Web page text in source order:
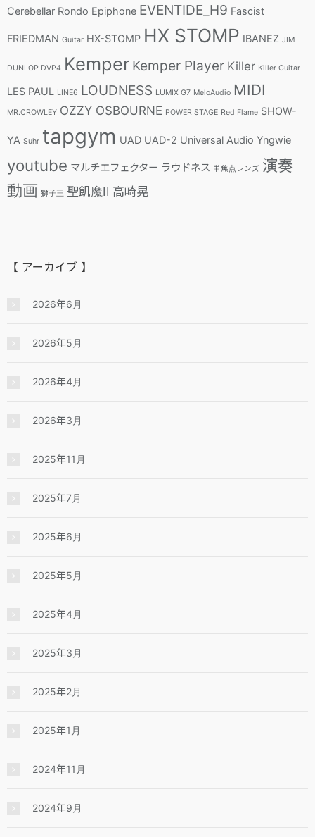
Cerebellar Rondo Epiphone EVENTIDE_H9 Fascist
FRIEDMAN Guitar HX-STOMP HX STOMP IBANEZ JIM
DUNLOP DVP4 Kemper Kemper Player Killer Killer Guitar
LES PAUL LINE6 LOUDNESS LUMIX G7 MeloAudio MIDI
MR.CROWLEY OZZY OSBOURNE POWER STAGE Red Flame SHOW-
YA Suhr tapgym UAD UAD-2 Universal Audio Yngwie
youtube マルチエフェクター ラウドネス 単焦点レンズ 演奏
動画 獅子王 聖飢魔II 高崎晃
【 アーカイブ 】
2026年6月
2026年5月
2026年4月
2026年3月
2025年11月
2025年7月
2025年6月
2025年5月
2025年4月
2025年3月
2025年2月
2025年1月
2024年11月
2024年9月